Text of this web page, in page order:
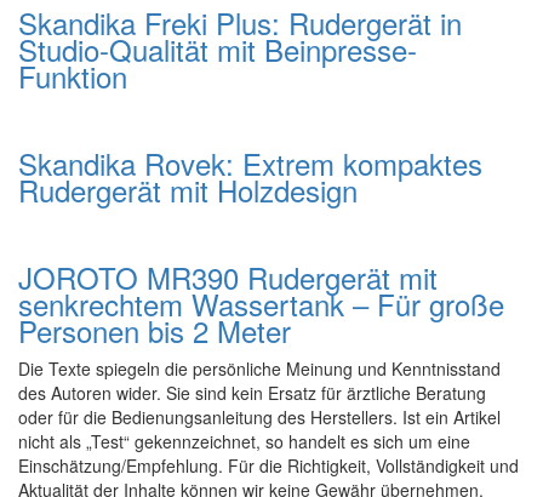
Skandika Freki Plus: Rudergerät in
Studio-Qualität mit Beinpresse-
Funktion
Skandika Rovek: Extrem kompaktes
Rudergerät mit Holzdesign
JOROTO MR390 Rudergerät mit
senkrechtem Wassertank – Für große
Personen bis 2 Meter
Die Texte spiegeln die persönliche Meinung und Kenntnisstand
des Autoren wider. Sie sind kein Ersatz für ärztliche Beratung
oder für die Bedienungsanleitung des Herstellers. Ist ein Artikel
nicht als „Test“ gekennzeichnet, so handelt es sich um eine
Einschätzung/Empfehlung. Für die Richtigkeit, Vollständigkeit und
Aktualität der Inhalte können wir keine Gewähr übernehmen.